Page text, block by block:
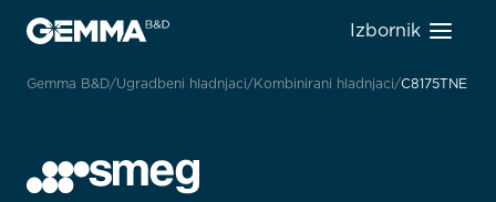
Izbornik
Gemma B&D Ugradbeni hladnjaci Kombinirani hladnjaci C8175TNE